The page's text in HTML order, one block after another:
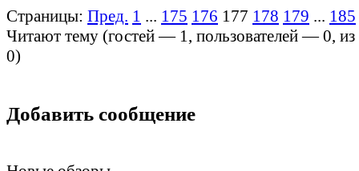
Страницы: Пред. 1 ... 175 176 177 178 179 ... 185
Читают тему (гостей — 1, пользователей —0,
0)
Добавить сообщение